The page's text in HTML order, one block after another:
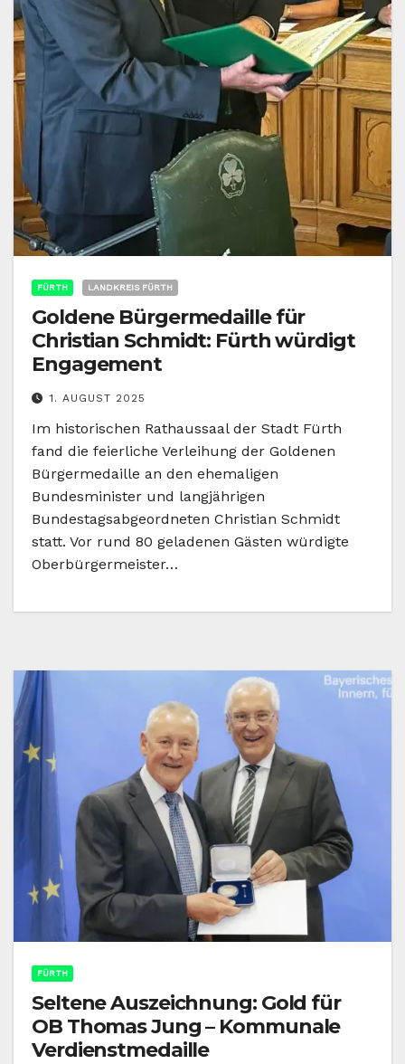
FÜRTH LANDKREIS FÜRTH
Goldene Bürgermedaille für
Christian Schmidt: Fürth würdigt
Engagement
1. AUGUST 2025
Im historischen Rathaussaal der Stadt Fürth
fand die feierliche Verleihung der Goldenen
Bürgermedaille an den ehemaligen
Bundesminister und langjährigen
Bundestagsabgeordneten Christian Schmidt
statt. Vor rund 80 geladenen Gästen würdigte
Oberbürgermeister…
FÜRTH
Seltene Auszeichnung: Gold für
OB Thomas Jung – Kommunale
Verdienstmedaille